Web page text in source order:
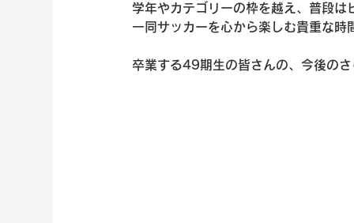
学年やカテゴリーの枠を越え、普段
一同サッカーを心から楽しむ貴重な時
卒業する49期生の皆さんの、今後の